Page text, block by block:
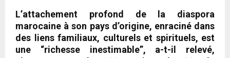
L’attachement profond de la diaspora
marocaine à son pays d’origine, enraciné dans
des liens familiaux, culturels et spirituels, est
une “richesse inestimable”, a-t-il relevé,